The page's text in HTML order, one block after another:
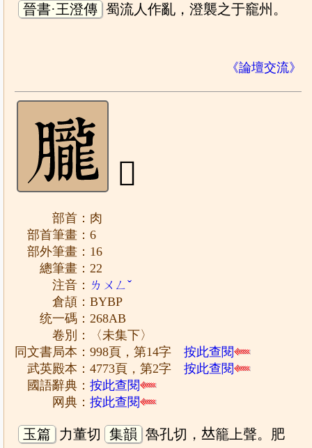
晉書·王澄傳 蜀流人作亂，澄襲之于竉州。
《論壇交流》
𦢫
部首：肉
部首筆畫：6
部外筆畫：16
總筆畫：22
注音： ㄌㄨㄥˇ
倉頡：BYBP
统一碼：268AB
卷別：〈未集下〉
同文書局本：998頁，第14字按此查閱
武英殿本：4773頁，第2字按此查閱
國語辭典：按此查閱
网典：按此查閱
玉篇 力董切 集韻 魯孔切，𠀤籠上聲。肥